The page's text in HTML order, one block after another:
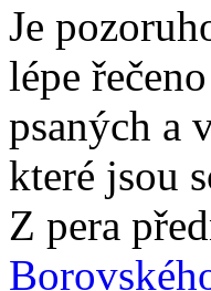
Je
lépe
psaných a
které jsou
Z pera